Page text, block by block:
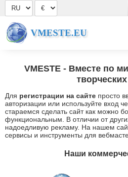
VMESTE.EU
VMESTE - Вместе по
Для регистрации на сайте просто
авторизации или используйте вход
стараемся сделать сайт как можно
функциональным. В отличии от
надоедливую рекламу. На нашем
сервисы и инструменты для
Наши